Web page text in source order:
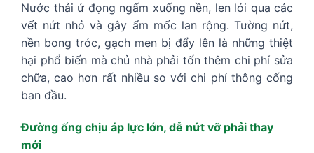
Nước thải ứ đọng ngấm xuống nền, len lỏi qua các
vết nứt nhỏ và gây ẩm mốc lan rộng. Tường nứt,
nền bong tróc, gạch men bị đẩy lên là những thiệt
hại phổ biến mà chủ nhà phải tốn thêm chi phí sửa
chữa, cao hơn rất nhiều so với chi phí thông cống
ban đầu.
Đường ống chịu áp lực lớn, dễ nứt vỡ phải thay
mới